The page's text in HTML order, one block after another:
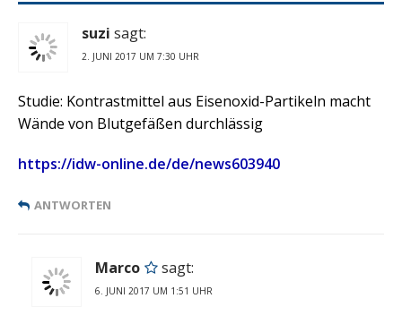
suzi sagt:
2. JUNI 2017 UM 7:30 UHR
Studie: Kontrastmittel aus Eisenoxid-Partikeln macht
Wände von Blutgefäßen durchlässig
https://idw-online.de/de/news603940
ANTWORTEN
Marco sagt:
6. JUNI 2017 UM 1:51 UHR